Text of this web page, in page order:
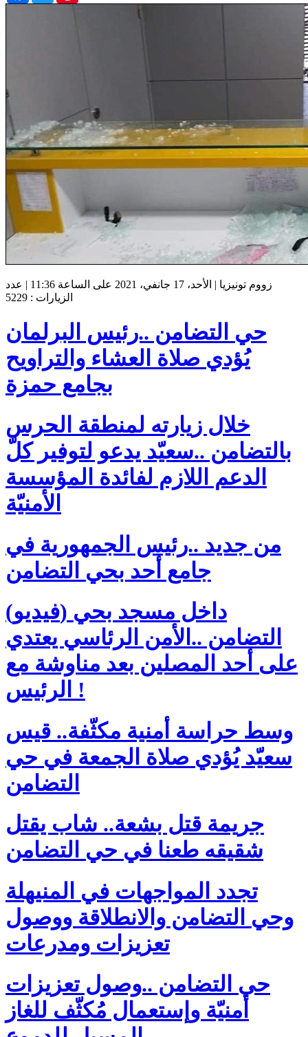
زووم تونيزيا | الأحد، 17 جانفي، 2021 على الساعة 11:36 | عدد
الزيارات : 5229
حي التضامن ..رئيس البرلمان
يُؤدي صلاة العشاء والتراويح
بجامع حمزة
خلال زيارته لمنطقة الحرس
بالتضامن ..سعيّد يدعو لتوفير كلّ
الدعم اللازم لفائدة المؤسسة
الأمنيّة
من جديد ..رئيس الجمهورية في
جامع أحد بحي التضامن
(فيديو) داخل مسجد بحي
التضامن ..الأمن الرئاسي يعتدي
على أحد المصلين بعد مناوشة مع
الرئيس !
وسط حراسة أمنية مكثّفة.. قيس
سعيّد يُؤدي صلاة الجمعة في حي
التضامن
جريمة قتل بشعة.. شاب يقتل
شقيقه طعنا في حي التضامن
تجدد المواجهات في المنيهلة
وحي التضامن والانطلاقة ووصول
تعزيزات ومدرعات
حي التضامن ..وصول تعزيزات
أمنيّة وإستعمال مُكثّف للغاز